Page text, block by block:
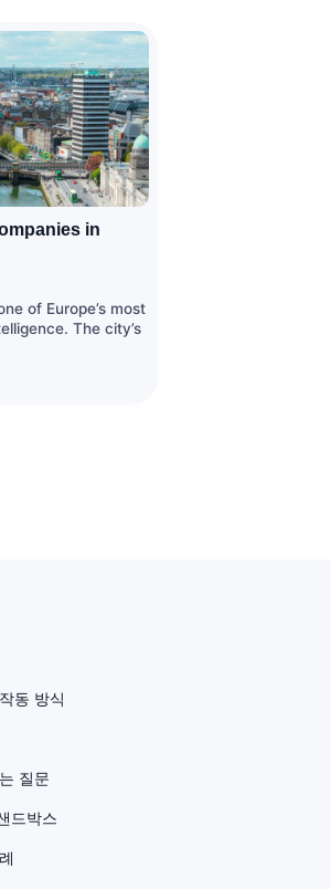
in
of Europe’s most
The city’s
동 방식
질문
드박스